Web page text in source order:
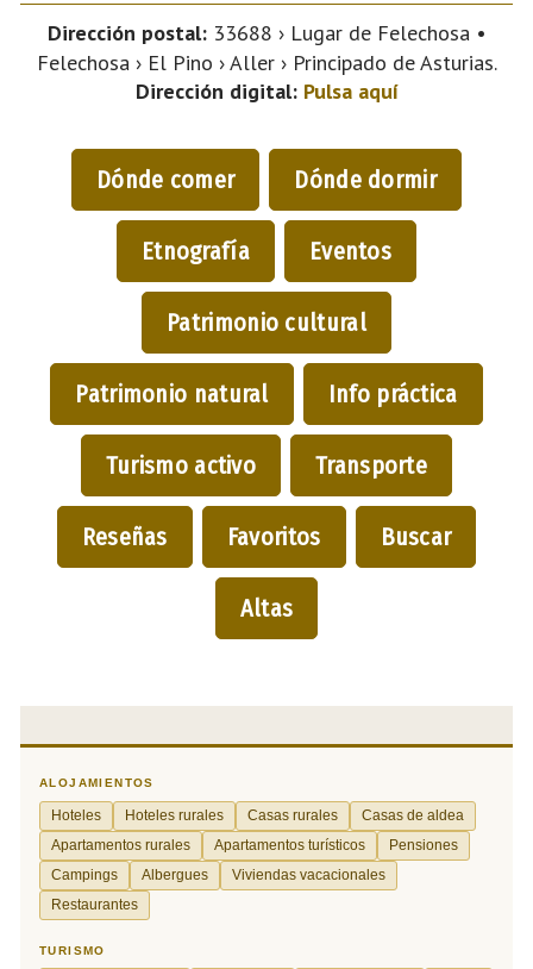
Dirección postal:33688 › Lugar de Felechosa •
Felechosa › El Pino › Aller › Principado de Asturias.
Dirección digital: Pulsa aquí
Dónde comer Dónde dormir
Etnografía Eventos
Patrimonio cultural
Patrimonio natural Info práctica
Turismo activo Transporte
Reseñas Favoritos Buscar
Altas